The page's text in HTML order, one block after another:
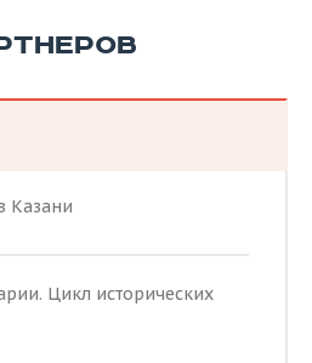
Казани
Цикл исторических